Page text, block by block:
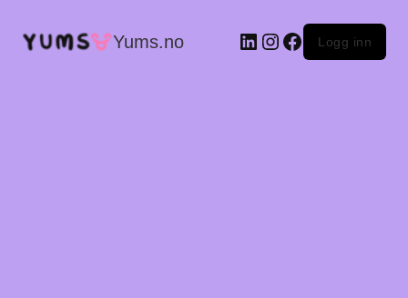
Yums.no LinkedIn
Instagram
Facebook
Logg inn